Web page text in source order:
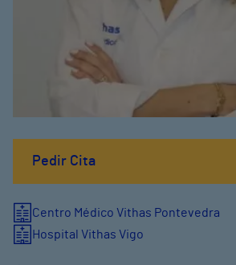
Pedir Cita
Centro Médico Vithas Pontevedra
Hospital Vithas Vigo